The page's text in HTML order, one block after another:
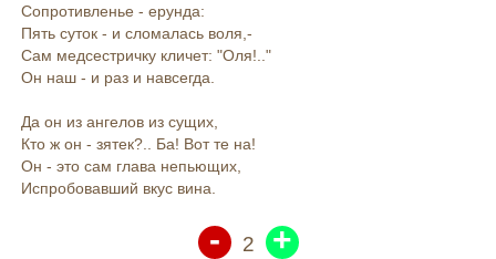
Сопротивленье - ерунда:
Пять суток - и сломалась воля,-
Сам медсестричку кличет: "Оля!.."
Он наш - и раз и навсегда.
Да он из ангелов из сущих,
Кто ж он - зятек?.. Ба! Вот те на!
Он - это сам глава непьющих,
Испробовавший вкус вина.
- 2 +